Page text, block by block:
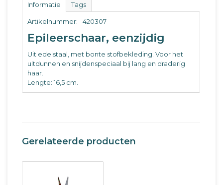
Informatie Tags
Artikelnummer: 420307
Epileerschaar, eenzijdig
Uit edelstaal, met bonte stofbekleding. Voor het
uitdunnen en snijdenspeciaal bij lang en draderig
haar.
Lengte: 16,5 cm.
Gerelateerde producten